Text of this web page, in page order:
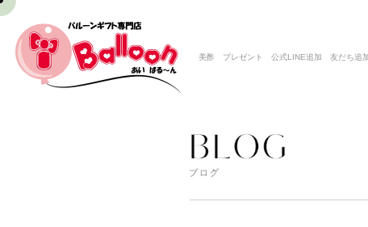
美酢 プレゼント 公式LINE追加 友だち追